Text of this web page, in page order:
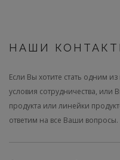
НАШИ
Если Вы хотите стать одним
условия сотрудничества,
продукта или линейки
ответим на все Ваши вопросы.